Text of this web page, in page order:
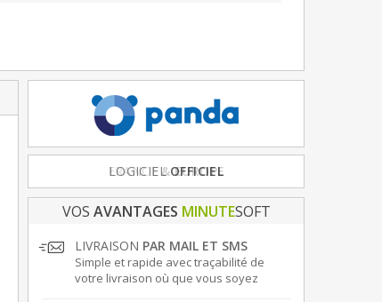
FRANCE & EUROPE
VOS AVANTAGES MINUTESOFT
LIVRAISON PAR MAIL ET SMS
Simple et rapide avec traçabilité de
votre livraison où que vous soyez